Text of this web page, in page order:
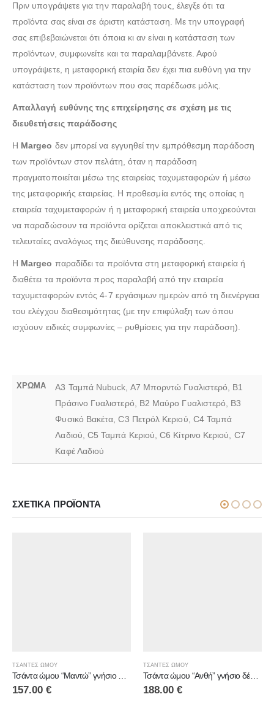
Πριν υπογράψετε για την παραλαβή τους, έλεγξε ότι τα
προϊόντα σας είναι σε άριστη κατάσταση. Με την υπογραφή
σας επιβεβαιώνεται ότι όποια κι αν είναι η κατάσταση των
προϊόντων, συμφωνείτε και τα παραλαμβάνετε. Αφού
υπογράψετε, η μεταφορική εταιρία δεν έχει πια ευθύνη για την
κατάσταση των προϊόντων που σας παρέδωσε μόλις.
Απαλλαγή ευθύνης της επιχείρησης σε σχέση με τις
διευθετήσεις παράδοσης
Η Margeo δεν μπορεί να εγγυηθεί την εμπρόθεσμη παράδοση
των προϊόντων στον πελάτη, όταν η παράδοση
πραγματοποιείται μέσω της εταιρείας ταχυμεταφορών ή μέσω
της μεταφορικής εταιρείας. Η προθεσμία εντός της οποίας η
εταιρεία ταχυμεταφορών ή η μεταφορική εταιρεία υποχρεούνται
να παραδώσουν τα προϊόντα ορίζεται αποκλειστικά από τις
τελευταίες αναλόγως της διεύθυνσης παράδοσης.
Η Margeo παραδίδει τα προϊόντα στη μεταφορική εταιρεία ή
διαθέτει τα προϊόντα προς παραλαβή από την εταιρεία
ταχυμεταφορών εντός 4-7 εργάσιμων ημερών από τη διενέργεια
του ελέγχου διαθεσιμότητας (με την επιφύλαξη των όπου
ισχύουν ειδικές συμφωνίες – ρυθμίσεις για την παράδοση).
ΧΡΩΜΑ
A3 Ταμπά Nubuck, A7 Μπορντώ Γυαλιστερό, B1
Πράσινο Γυαλιστερό, B2 Μαύρο Γυαλιστερό, B3
Φυσικό Βακέτα, C3 Πετρόλ Κεριού, C4 Ταμπά
Λαδιού, C5 Ταμπά Κεριού, C6 Κίτρινο Κεριού, C7
Καφέ Λαδιού
ΣΧΕΤΙΚΆ ΠΡΟΪΌΝΤΑ
ΤΣΑΝΤΕΣ ΩΜΟΥ
157.00 €
ΤΣΑΝΤΕΣ ΩΜΟΥ
Τσάντα ώμου “Ανθή” γνήσιο δέρμα
188.00 €